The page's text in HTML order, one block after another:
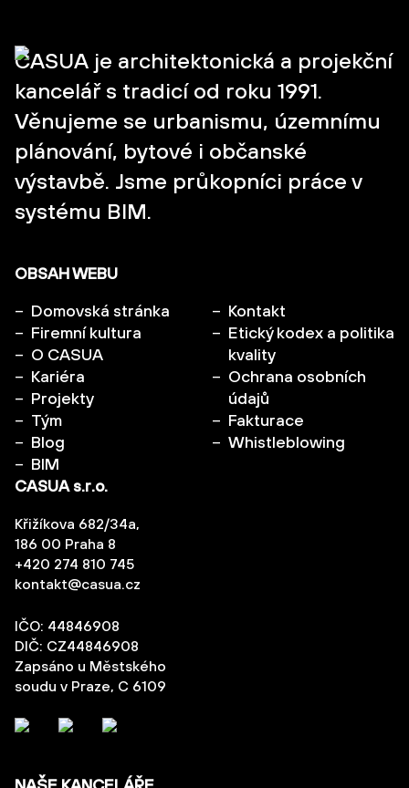
CASUA je architektonická a projekční
kancelář s tradicí od roku 1991.
Věnujeme se urbanismu, územnímu
plánování, bytové i občanské
výstavbě. Jsme průkopníci práce v
systému BIM.
CASUA s.r.o.
Křižíkova 682/34a,
186 00 Praha 8
+420 274 810 745
kontakt@casua.cz
IČO: 44846908
DIČ: CZ44846908
Zapsáno u Městského
soudu v Praze, C 6109
OBSAH WEBU
Domovská stránka
Firemní kultura
O CASUA
Kariéra
Projekty
Tým
Blog
BIM
Kontakt
Etický kodex a politika
kvality
Ochrana osobních
údajů
Fakturace
Whistleblowing